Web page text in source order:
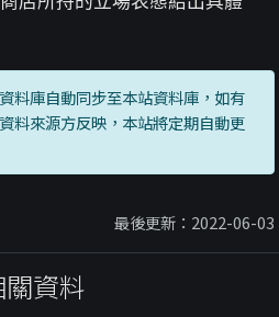
料庫自動同步至本站資料庫，如有
料來源方反映，本站將定期自動更
最後更新：2022-06-03
資料